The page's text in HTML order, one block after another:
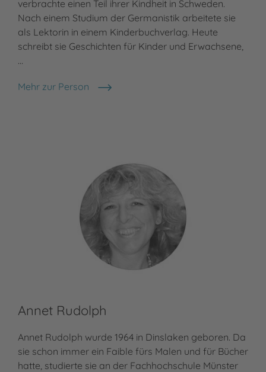
verbrachte einen Teil ihrer Kindheit in Schweden.
Nach einem Studium der Germanistik arbeitete sie
als Lektorin in einem Kinderbuchverlag. Heute
schreibt sie Geschichten für Kinder und Erwachsene,
…
Mehr zur Person
Nele Moost
Annet Rudolph
Annet Rudolph wurde 1964 in Dinslaken geboren. Da
sie schon immer ein Faible fürs Malen und für Bücher
hatte, studierte sie an der Fachhochschule Münster